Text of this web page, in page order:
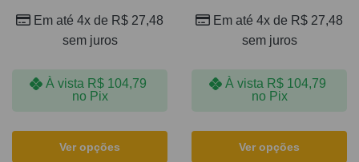
Em até 4x de R$ 27,48
sem juros
À vista R$ 104,79
no Pix
Ver opções
Em até 4x de R$ 27,48
sem juros
À vista R$ 104,79
no Pix
Ver opções